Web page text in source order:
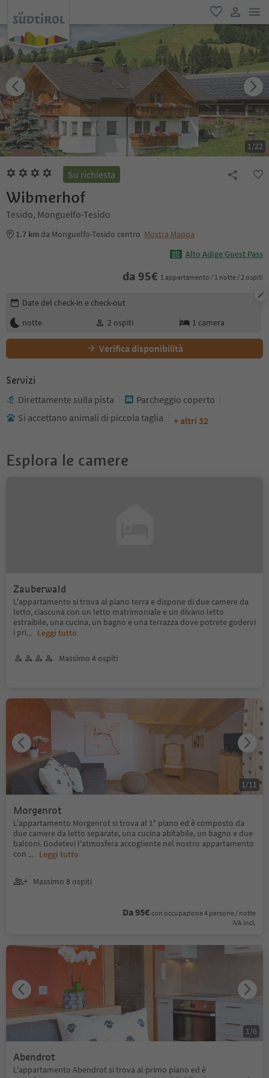
favoriti
user link
1/22
Su richiesta
Wibmerhof
Tesido, Monguelfo-Tesido
1.7 km da Monguelfo-Tesido centro Mostra Mappa
Alto Adige Guest Pass
da 95€ 1 appartamento / 1 notte / 2 ospiti
Modifica i dettagli della prenotazione
Date del check-in e check-out
notte
2 ospiti 1 camera
Verifica disponibilità
Servizi
Direttamente sulla pista
Parcheggio coperto
Si accettano animali di piccola taglia
+ altri 32
Esplora le camere
Zauberwald
L'appartamento si trova al piano terra e dispone di due camere da
letto, ciascuna con un letto matrimoniale e un divano letto
estraibile, una cucina, un bagno e una terrazza dove potrete godervi
i pri... Leggi tutto
Massimo 4 ospiti
Morgenrot
L'appartamento Morgenrot si trova al 1° piano ed è composto da
due camere da letto separate, una cucina abitabile, un bagno e due
balconi. Godetevi l'atmosfera accogliente nel nostro appartamento
con ... Leggi tutto
Massimo 8 ospiti
Da 95€ con occupazione 4 persone / notte
IVA incl.
1 /11
Abendrot
L'appartamento Abendrot si trova al primo piano ed è
1 /6